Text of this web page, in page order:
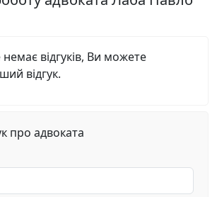
відгуків, Ви можете
відгук.
про адвоката